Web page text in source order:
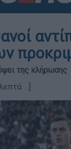
της κλήρωσης
┋